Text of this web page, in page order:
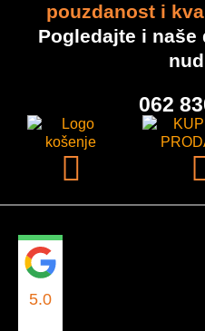
Hidroizolacija i termoizolacija
pouzdanost i
Pogledajte i
062
5.0